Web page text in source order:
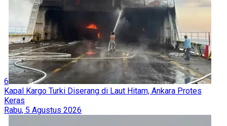
6
Kapal Kargo Turki Diserang di Laut Hitam, Ankara Protes
Keras
Rabu, 5 Agustus 2026